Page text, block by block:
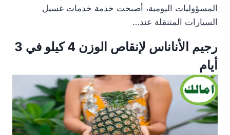
المسؤوليات اليومية، أصبحت خدمة خدمات غسيل
السيارات المتنقلة عند…
رجيم الأناناس لإنقاص الوزن 4 كيلو في 3
أيام